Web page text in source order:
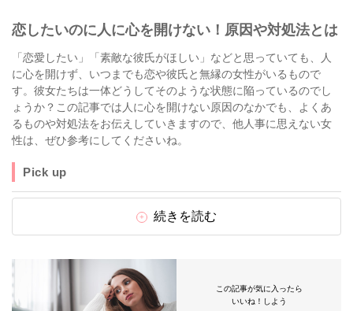
恋したいのに人に心を開けない！原因や対処法とは
「恋愛したい」「素敵な彼氏がほしい」などと思っていても、人
に心を開けず、いつまでも恋や彼氏と無縁の女性がいるもので
す。彼女たちは一体どうしてそのような状態に陥っているのでし
ょうか？この記事では人に心を開けない原因のなかでも、よくあ
るものや対処法をお伝えしていきますので、他人事に思えない女
性は、ぜひ参考にしてくださいね。
Pick up
続きを読む
この記事が気に入ったら
いいね！しよう